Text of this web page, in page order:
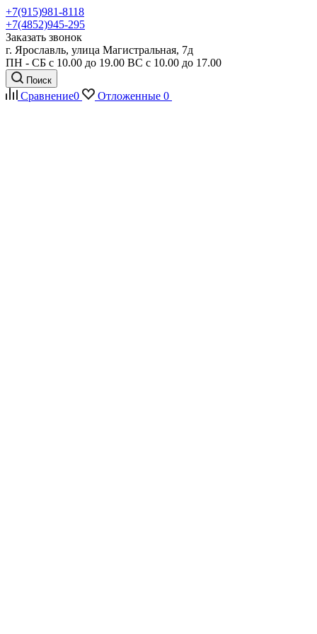
+7(915)981-8118
+7(4852)945-295
Заказать звонок
г. Ярославль, улица Магистральная, 7д
ПН - СБ с 10.00 до 19.00 ВС с 10.00 до 17.00
Поиск
Сравнение0 Отложенные 0